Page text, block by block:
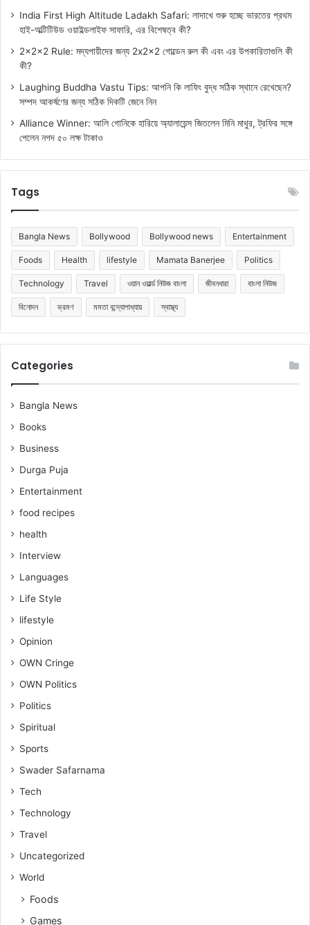
India First High Altitude Ladakh Safari: লাদাখে শুরু হচ্ছে ভারতের প্রথম
হাই-অল্টিটিউড ওয়াইল্ডলাইফ সাফারি, এর বিশেষত্ব কী?
2x2x2 Rule: মদ্যপায়ীদের জন্য 2x2x2 গোল্ডেন রুল কী এবং এর উপকারিতাগুলি কী
কী?
Laughing Buddha Vastu Tips: আপনি কি লাফিং বুদ্ধ সঠিক স্থানে রেখেছেন?
সম্পদ আকর্ষণের জন্য সঠিক দিকটি জেনে নিন
Alliance Winner: আলি গোনিকে হারিয়ে অ্যালায়েন্স জিতলেন মিনি মাথুর, ট্রফির সঙ্গে
পেলেন নগদ ৫০ লক্ষ টাকাও
Tags
Bangla News Bollywood Bollywood news Entertainment
Foods Health lifestyle Mamata Banerjee Politics
Technology Travel ওয়ান ওয়ার্ল্ড নিউজ বাংলা জীবনধারা বাংলা নিউজ
বিনোদন ভ্রমণ মমতা বন্দ্যোপাধ্যায় স্বাস্থ্য
Categories
Bangla News
Books
Business
Durga Puja
Entertainment
food recipes
health
Interview
Languages
Life Style
lifestyle
Opinion
OWN Cringe
OWN Politics
Politics
Spiritual
Sports
Swader Safarnama
Tech
Technology
Travel
Uncategorized
World
Foods
Games